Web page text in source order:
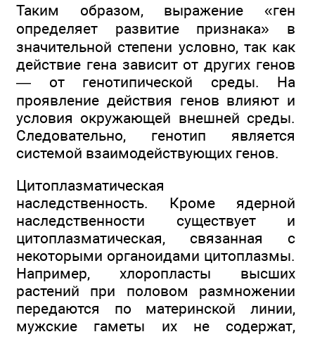
Таким образом, выражение «ген
определяет развитие признака» в
значительной степени условно, так как
действие гена зависит от других генов
— от генотипической среды. На
проявление действия генов влияют и
условия окружающей внешней среды.
Следовательно, генотип является
системой взаимодействующих генов.
Цитоплазматическая
наследственность. Кроме ядерной
наследственности существует и
цитоплазматическая, связанная с
некоторыми органоидами цитоплазмы.
Например, хлоропласты высших
растений при половом размножении
передаются по материнской линии,
мужские гаметы их не содержат,